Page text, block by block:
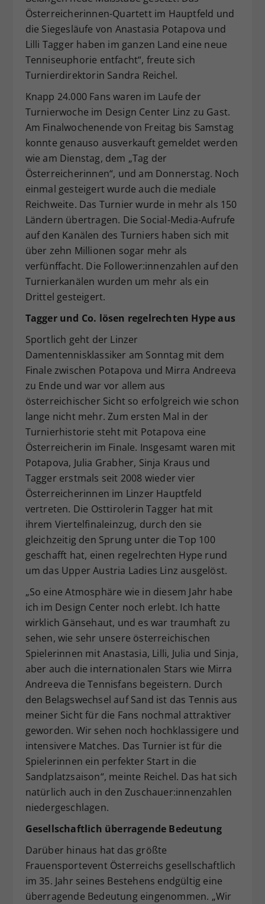
Österreicherinnen-Quartett im Hauptfeld und
die Siegesläufe von Anastasia Potapova und
Lilli Tagger haben im ganzen Land eine neue
Tenniseuphorie entfacht“, freute sich
Turnierdirektorin Sandra Reichel.
Knapp 24.000 Fans waren im Laufe der
Turnierwoche im Design Center Linz zu Gast.
Am Finalwochenende von Freitag bis Samstag
konnte genauso ausverkauft gemeldet werden
wie am Dienstag, dem „Tag der
Österreicherinnen“, und am Donnerstag. Noch
einmal gesteigert wurde auch die mediale
Reichweite. Das Turnier wurde in mehr als 150
Ländern übertragen. Die Social-Media-Aufrufe
auf den Kanälen des Turniers haben sich mit
über zehn Millionen sogar mehr als
verfünffacht. Die Follower:innenzahlen auf den
Turnierkanälen wurden um mehr als ein
Drittel gesteigert.
Tagger und Co. lösen regelrechten Hype aus
Sportlich geht der Linzer
Damentennisklassiker am Sonntag mit dem
Finale zwischen Potapova und Mirra Andreeva
zu Ende und war vor allem aus
österreichischer Sicht so erfolgreich wie schon
lange nicht mehr. Zum ersten Mal in der
Turnierhistorie steht mit Potapova eine
Österreicherin im Finale. Insgesamt waren mit
Potapova, Julia Grabher, Sinja Kraus und
Tagger erstmals seit 2008 wieder vier
Österreicherinnen im Linzer Hauptfeld
vertreten. Die Osttirolerin Tagger hat mit
ihrem Viertelfinaleinzug, durch den sie
gleichzeitig den Sprung unter die Top 100
geschafft hat, einen regelrechten Hype rund
um das Upper Austria Ladies Linz ausgelöst.
„So eine Atmosphäre wie in diesem Jahr habe
ich im Design Center noch erlebt. Ich hatte
wirklich Gänsehaut, und es war traumhaft zu
sehen, wie sehr unsere österreichischen
Spielerinnen mit Anastasia, Lilli, Julia und Sinja,
aber auch die internationalen Stars wie Mirra
Andreeva die Tennisfans begeistern. Durch
den Belagswechsel auf Sand ist das Tennis aus
meiner Sicht für die Fans nochmal attraktiver
geworden. Wir sehen noch hochklassigere und
intensivere Matches. Das Turnier ist für die
Spielerinnen ein perfekter Start in die
Sandplatzsaison“, meinte Reichel. Das hat sich
natürlich auch in den Zuschauer:innenzahlen
niedergeschlagen.
Gesellschaftlich überragende Bedeutung
Darüber hinaus hat das größte
Frauensportevent Österreichs gesellschaftlich
im 35. Jahr seines Bestehens endgültig eine
überragende Bedeutung eingenommen. „Wir